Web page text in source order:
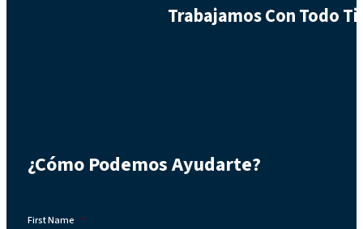
Trabajamos Con Todo
¿Cómo Podemos Ayudarte?
First Name *